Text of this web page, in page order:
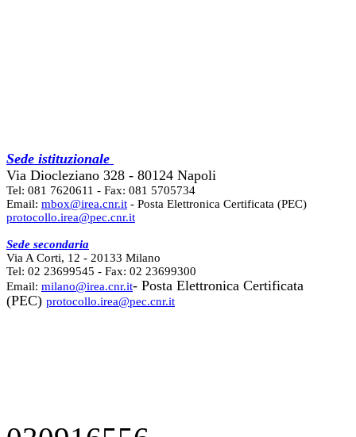
Sede istituzionale
Via Diocleziano 328 - 80124 Napoli
Tel: 081 7620611 - Fax: 081 5705734
Email: mbox@irea.cnr.it - Posta Elettronica Certificata (PEC)
protocollo.irea@pec.cnr.it
Sede secondaria
Via A Corti, 12 - 20133 Milano
Tel: 02 23699545 - Fax: 02 23699300
Email: milano@irea.cnr.it- Posta Elettronica Certificata
(PEC) protocollo.irea@pec.cnr.it